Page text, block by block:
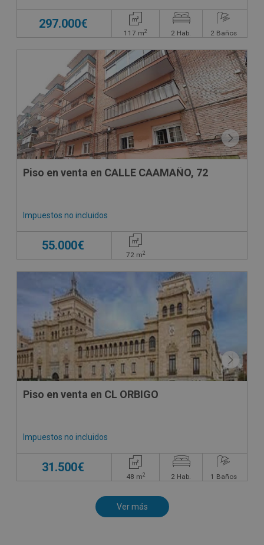
297.000€
117 m2 2 Hab. 2 Baños
CESIÓN DE REMATE
Piso en venta en CALLE CAAMAÑO, 72
Impuestos no incluidos
55.000€
72 m2
Piso en venta en CL ORBIGO
Impuestos no incluidos
31.500€
48 m2 2 Hab. 1 Baños